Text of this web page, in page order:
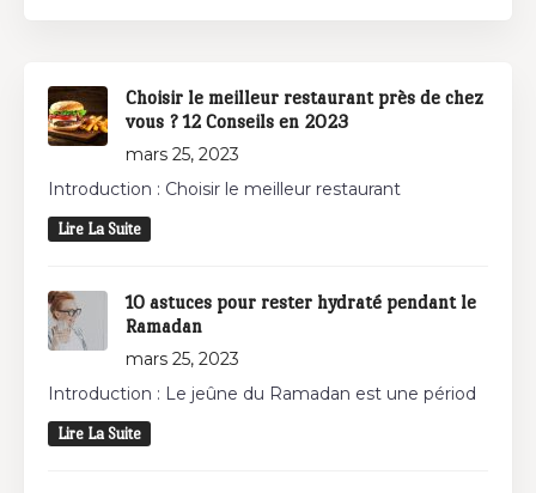
Choisir le meilleur restaurant près de chez
vous ? 12 Conseils en 2023
mars 25, 2023
Introduction : Choisir le meilleur restaurant
Lire La Suite
10 astuces pour rester hydraté pendant le
Ramadan
mars 25, 2023
Introduction : Le jeûne du Ramadan est une périod
Lire La Suite